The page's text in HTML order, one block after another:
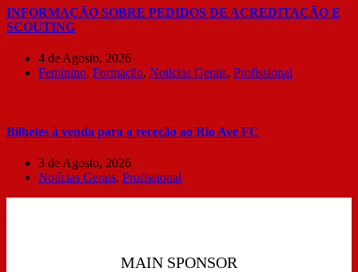
INFORMAÇÃO SOBRE PEDIDOS DE ACREDITAÇÃO E
SCOUTING
4 de Agosto, 2026
Feminino, Formação, Notícias Gerais, Profissional
Bilhetes à venda para a receção ao Rio Ave FC
3 de Agosto, 2026
Notícias Gerais, Profissional
MAIN SPONSOR